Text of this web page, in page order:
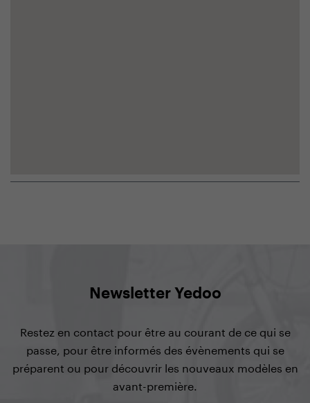
Newsletter Yedoo
Restez en contact pour être au courant de ce qui se
passe, pour être informés des évènements qui se
préparent ou pour découvrir les nouveaux modèles en
avant-première.